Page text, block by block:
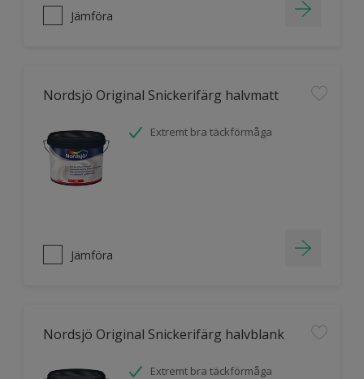
Jämföra
Nordsjö Original Snickerifärg halvmatt
Extremt bra täckförmåga
Jämföra
Nordsjö Original Snickerifärg halvblank
Extremt bra täckförmåga